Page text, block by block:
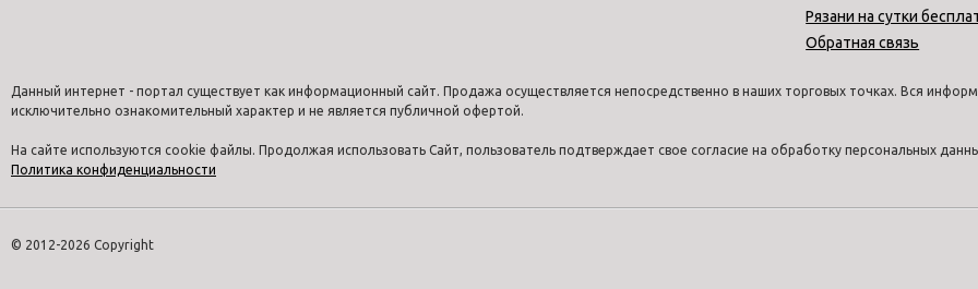
Рязани на сутки
Обратная связь
Данный интернет - портал существует как информационный сайт. Продажа осуществляется непосредственно в наших торговых точках. Вся
исключительно ознакомительный характер и не является публичной офертой.
На сайте используются cookie файлы. Продолжая использовать Сайт, пользователь подтверждает свое согласие на обработку персональных
Политика конфиденциальности
© 2012-2026 Copyright